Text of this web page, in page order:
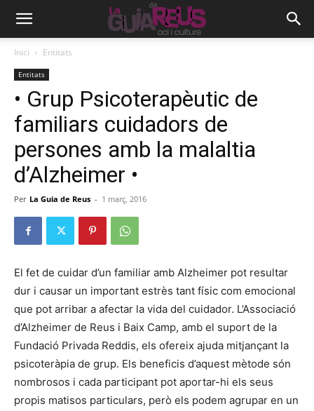
Inici Entitats
Entitats
• Grup Psicoterapèutic de
familiars cuidadors de
persones amb la malaltia
d’Alzheimer •
Per La Guia de Reus - 1 març, 2016
El fet de cuidar d’un familiar amb Alzheimer pot resultar
dur i causar un important estrès tant físic com emocional
que pot arribar a afectar la vida del cuidador. L’Associació
d’Alzheimer de Reus i Baix Camp, amb el suport de la
Fundació Privada Reddis, els ofereix ajuda mitjançant la
psicoteràpia de grup. Els beneficis d’aquest mètode són
nombrosos i cada participant pot aportar-hi els seus
propis matisos particulars, però els podem agrupar en un